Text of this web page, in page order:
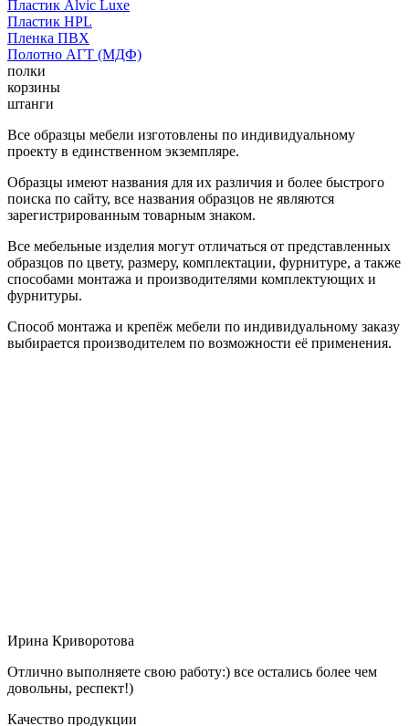
Пластик Alvic Luxe
Пластик HPL
Пленка ПВХ
Полотно АГТ (МДФ)
полки
корзины
штанги
Все образцы мебели изготовлены по индивидуальному
проекту в единственном экземпляре.
Образцы имеют названия для их различия и более быстрого
поиска по сайту, все названия образцов не являются
зарегистрированным товарным знаком.
Все мебельные изделия могут отличаться от представленных
образцов по цвету, размеру, комплектации, фурнитуре, а также
способами монтажа и производителями комплектующих и
фурнитуры.
Способ монтажа и крепёж мебели по индивидуальному заказу
выбирается производителем по возможности её применения.
Ирина Криворотова
Отлично выполняете свою работу:) все остались более чем
довольны, респект!)
Качество продукции